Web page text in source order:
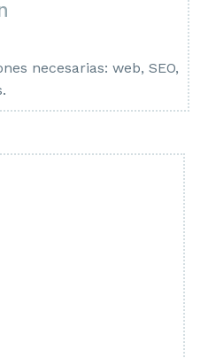
necesarias: web, SEO,